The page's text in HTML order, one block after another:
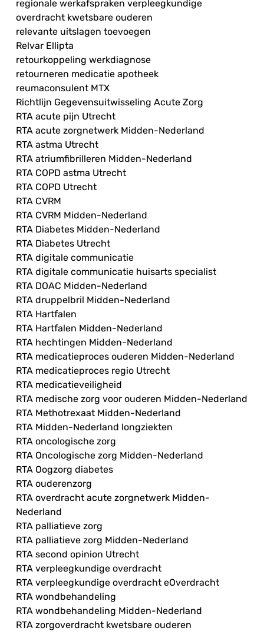
regionale werkafspraken verpleegkundige
overdracht kwetsbare ouderen
relevante uitslagen toevoegen
Relvar Ellipta
retourkoppeling werkdiagnose
retourneren medicatie apotheek
reumaconsulent MTX
Richtlijn Gegevensuitwisseling Acute Zorg
RTA acute pijn Utrecht
RTA acute zorgnetwerk Midden-Nederland
RTA astma Utrecht
RTA atriumfibrilleren Midden-Nederland
RTA COPD astma Utrecht
RTA COPD Utrecht
RTA CVRM
RTA CVRM Midden-Nederland
RTA Diabetes Midden-Nederland
RTA Diabetes Utrecht
RTA digitale communicatie
RTA digitale communicatie huisarts specialist
RTA DOAC Midden-Nederland
RTA druppelbril Midden-Nederland
RTA Hartfalen
RTA Hartfalen Midden-Nederland
RTA hechtingen Midden-Nederland
RTA medicatieproces ouderen Midden-Nederland
RTA medicatieproces regio Utrecht
RTA medicatieveiligheid
RTA medische zorg voor ouderen Midden-Nederland
RTA Methotrexaat Midden-Nederland
RTA Midden-Nederland longziekten
RTA oncologische zorg
RTA Oncologische zorg Midden-Nederland
RTA Oogzorg diabetes
RTA ouderenzorg
RTA overdracht acute zorgnetwerk Midden-
Nederland
RTA palliatieve zorg
RTA palliatieve zorg Midden-Nederland
RTA second opinion Utrecht
RTA verpleegkundige overdracht
RTA verpleegkundige overdracht eOverdracht
RTA wondbehandeling
RTA wondbehandeling Midden-Nederland
RTA zorgoverdracht kwetsbare ouderen